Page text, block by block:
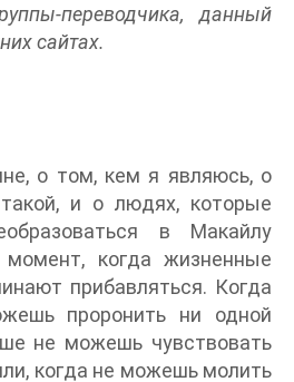
переводчика, данный
сайтах.
о том, кем я являюсь, о
и о людях, которые
в Макайлу
момент, когда жизненные
прибавляться. Когда
проронить ни одной
не можешь чувствовать
когда не можешь молить